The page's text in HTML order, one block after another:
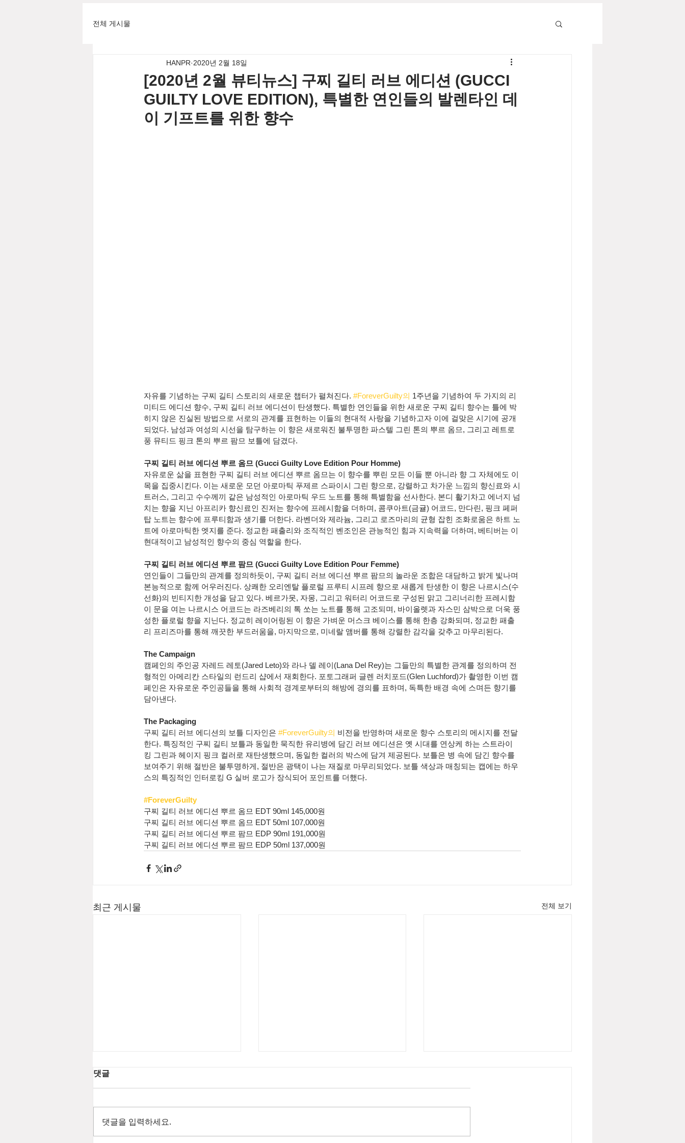
전체 게시물
[2020년 2월 뷰티뉴스] 구찌 길티 러브 에디션 (GUCCI
GUILTY LOVE EDITION), 특별한 연인들의 발렌타인 데
이 기프트를 위한 향수
HANPR 2020년 2월 18일
자유를 기념하는 구찌 길티 스토리의 새로운 챕터가 펼쳐진다. #ForeverGuilty의 1주년을 기념하여 두 가지의 리
미티드 에디션 향수, 구찌 길티 러브 에디션이 탄생했다. 특별한 연인들을 위한 새로운 구찌 길티 향수는 틀에 박
히지 않은 진실된 방법으로 서로의 관계를 표현하는 이들의 현대적 사랑을 기념하고자 이에 걸맞은 시기에 공개
되었다. 남성과 여성의 시선을 탐구하는 이 향은 새로워진 불투명한 파스텔 그린 톤의 뿌르 옴므, 그리고 레트로
풍 뮤티드 핑크 톤의 뿌르 팜므 보틀에 담겼다.
구찌 길티 러브 에디션 뿌르 옴므 (Gucci Guilty Love Edition Pour Homme)
자유로운 삶을 표현한 구찌 길티 러브 에디션 뿌르 옴므는 이 향수를 뿌린 모든 이들 뿐 아니라 향 그 자체에도 이
목을 집중시킨다. 이는 새로운 모던 아로마틱 푸제르 스파이시 그린 향으로, 강렬하고 차가운 느낌의 향신료와 시
트러스, 그리고 수수께끼 같은 남성적인 아로마틱 우드 노트를 통해 특별함을 선사한다. 본디 활기차고 에너지 넘
치는 향을 지닌 아프리카 향신료인 진저는 향수에 프레시함을 더하며, 콤쿠아트(금귤) 어코드, 만다린, 핑크 페퍼
탑 노트는 향수에 프루티함과 생기를 더한다. 라벤더와 제라늄, 그리고 로즈마리의 균형 잡힌 조화로움은 하트 노
트에 아로마틱한 엣지를 준다. 정교한 패출리와 조직적인 벤조인은 관능적인 힘과 지속력을 더하며, 베티버는 이
현대적이고 남성적인 향수의 중심 역할을 한다.
구찌 길티 러브 에디션 뿌르 팜므 (Gucci Guilty Love Edition Pour Femme)
연인들이 그들만의 관계를 정의하듯이, 구찌 길티 러브 에디션 뿌르 팜므의 놀라운 조합은 대담하고 밝게 빛나며
본능적으로 함께 어우러진다. 상쾌한 오리엔탈 플로럴 프루티 시프레 향으로 새롭게 탄생한 이 향은 나르시스(수
선화)의 빈티지한 개성을 담고 있다. 베르가못, 자몽, 그리고 워터리 어코드로 구성된 맑고 그리너리한 프레시함
이 문을 여는 나르시스 어코드는 라즈베리의 톡 쏘는 노트를 통해 고조되며, 바이올렛과 자스민 삼박으로 더욱 풍
성한 플로럴 향을 지닌다. 정교히 레이어링된 이 향은 가벼운 머스크 베이스를 통해 한층 강화되며, 정교한 패출
리 프리즈마를 통해 깨끗한 부드러움을, 마지막으로, 미네랄 앰버를 통해 강렬한 감각을 갖추고 마무리된다.
The Campaign
캠페인의 주인공 자레드 레토(Jared Leto)와 라나 델 레이(Lana Del Rey)는 그들만의 특별한 관계를 정의하며 전
형적인 아메리칸 스타일의 런드리 샵에서 재회한다. 포토그래퍼 글렌 러치포드(Glen Luchford)가 촬영한 이번 캠
페인은 자유로운 주인공들을 통해 사회적 경계로부터의 해방에 경의를 표하며, 독특한 배경 속에 스며든 향기를
담아낸다.
The Packaging
구찌 길티 러브 에디션의 보틀 디자인은 #ForeverGuilty의 비전을 반영하며 새로운 향수 스토리의 메시지를 전달
한다. 특징적인 구찌 길티 보틀과 동일한 묵직한 유리병에 담긴 러브 에디션은 옛 시대를 연상케 하는 스트라이
킹 그린과 헤이지 핑크 컬러로 재탄생했으며, 동일한 컬러의 박스에 담겨 제공된다. 보틀은 병 속에 담긴 향수를
보여주기 위해 절반은 불투명하게, 절반은 광택이 나는 재질로 마무리되었다. 보틀 색상과 매칭되는 캡에는 하우
스의 특징적인 인터로킹 G 실버 로고가 장식되어 포인트를 더했다.
#ForeverGuilty
구찌 길티 러브 에디션 뿌르 옴므 EDT 90ml 145,000원
구찌 길티 러브 에디션 뿌르 옴므 EDT 50ml 107,000원
구찌 길티 러브 에디션 뿌르 팜므 EDP 90ml 191,000원
구찌 길티 러브 에디션 뿌르 팜므 EDP 50ml 137,000원
최근 게시물 전체 보기
댓글
댓글을 입력하세요.